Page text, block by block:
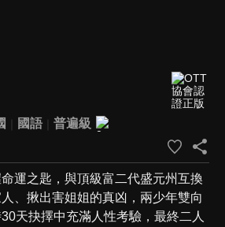
國語
普遍級
運之匙，與頂級富二代盛元州互換
、揪出害姐姐的真凶，兩少年雙向
天抉擇中充滿人性考驗，最終二人